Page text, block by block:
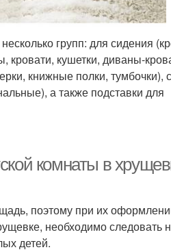
групп: для сидения
кровати, кушетки, диваны-
книжные полки, тумбочки),
а также подставки для
комнаты в
поэтому при их
необходимо следовать
детей.